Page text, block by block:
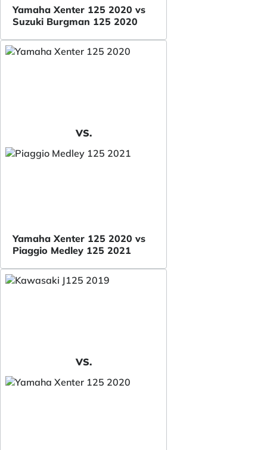
Yamaha Xenter 125 2020 vs
Suzuki Burgman 125 2020
VS.
Yamaha Xenter 125 2020 vs
Piaggio Medley 125 2021
VS.